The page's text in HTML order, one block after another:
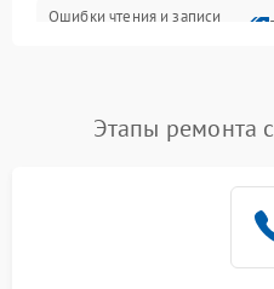
Виртуализация и сервисы
Программные сбои
Ошибки чтения и записи
Этапы ремонта